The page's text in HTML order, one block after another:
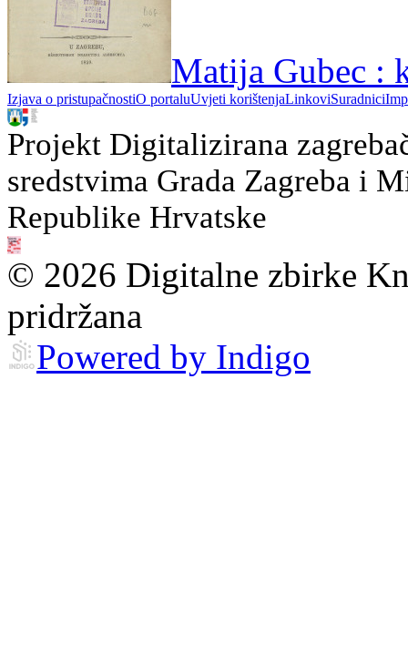
Matija Gubec :
Izjava o pristupačnostiO portaluUvjeti korištenjaLinkoviSuradnici
Projekt Digitalizirana
sredstvima Grada Zagreba i
Republike Hrvatske
© 2026 Digitalne zbirke
pridržana
Powered by Indigo